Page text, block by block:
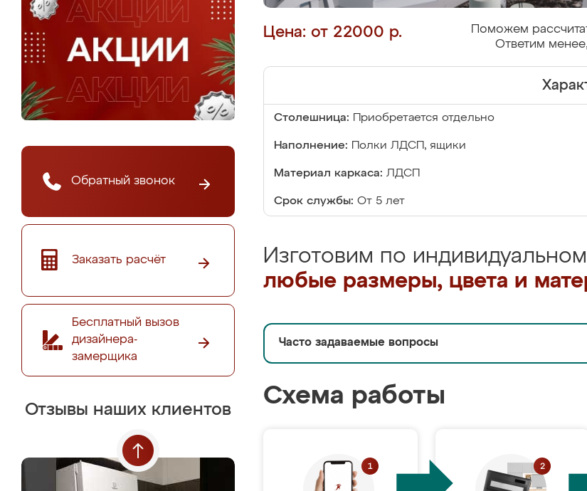
Обратный звонок
Заказать расчёт
Бесплатный вызов
дизайнера-
замерщика
Отзывы наших клиентов
Цена: от 22000 р.
Поможем
Ответим
Столешница: Приобретается отдельно
Наполнение: Полки ЛДСП, ящики
Материал каркаса: ЛДСП
Срок службы: От 5 лет
Изготовим по
любые размеры, цвета и
Часто задаваемые вопросы
Схема работы